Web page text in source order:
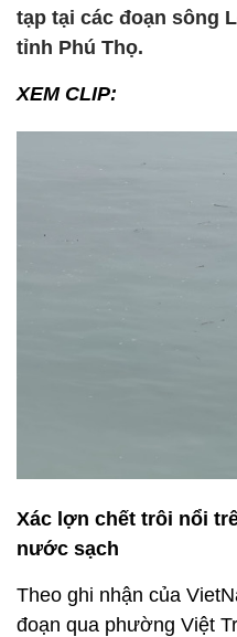
tạp tại các đoạn sông
tỉnh Phú Thọ.
XEM CLIP:
Xác lợn chết trôi nổi
nước sạch
Theo ghi nhận của
đoạn qua phường Việt